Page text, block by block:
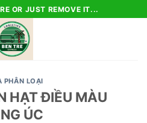
OR JUST REMOVE IT...
PHÂN LOẠI
HẠT ĐIỀU MÀU
ÚC